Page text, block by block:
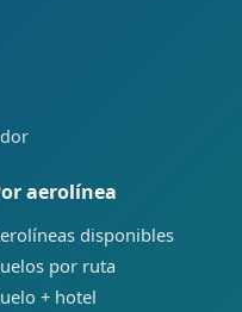
aerolínea
disponibles
por ruta
+ hotel